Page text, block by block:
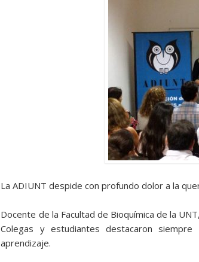
La ADIUNT despide con profundo dolor a la
Docente de la Facultad de Bioquímica de la
Colegas y estudiantes destacaron
aprendizaje.